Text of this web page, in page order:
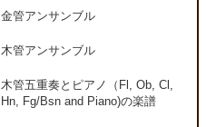
金管アンサンブル
木管アンサンブル
木管五重奏とピアノ（Fl, Ob, Cl,
Hn, Fg/Bsn and Piano)の楽譜